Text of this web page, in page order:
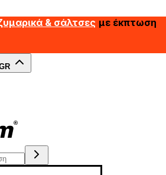
& σάλτσες με έκπτωση